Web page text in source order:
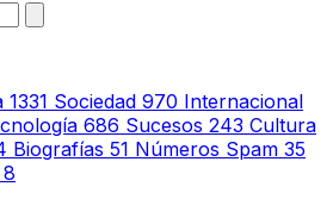
1331 Sociedad 970 Internacional
686 Sucesos 243 Cultura
Biografías 51 Números Spam 35
8